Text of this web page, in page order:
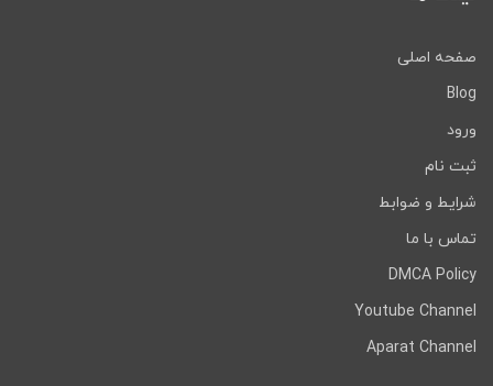
صفحه اصلی
Blog
ورود
ثبت نام
شرایط و ضوابط
تماس با ما
DMCA Policy
Youtube Channel
Aparat Channel